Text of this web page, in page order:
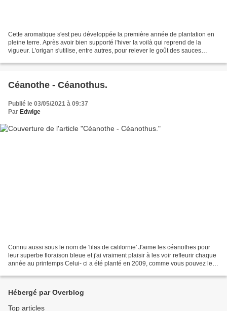
Cette aromatique s'est peu développée la première année de plantation en
pleine terre. Après avoir bien supporté l'hiver la voilà qui reprend de la
vigueur. L'origan s'utilise, entre autres, pour relever le goût des sauces
Céanothe - Céanothus.
Publié le 03/05/2021 à 09:37
Par Edwige
Connu aussi sous le nom de 'lilas de californie' J'aime les céanothes pour
leur superbe floraison bleue et j'ai vraiment plaisir à les voir refleurir chaque
année au printemps Celui- ci a été planté en 2009, comme vous pouvez le
Hébergé par Overblog
Top articles